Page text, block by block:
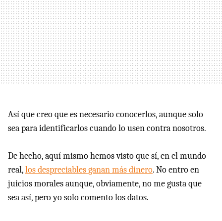
Así que creo que es necesario conocerlos, aunque solo
sea para identificarlos cuando lo usen contra nosotros.
De hecho, aquí mismo hemos visto que sí, en el mundo
real,los despreciables ganan más dinero. No entro en
juicios morales aunque, obviamente, no me gusta que
sea así, pero yo solo comento los datos.